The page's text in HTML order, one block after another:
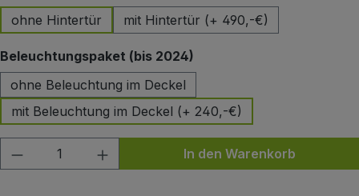
ohne Hintertür
mit Hintertür (+ 490,-€)
Beleuchtungspaket (bis 2024)
ohne Beleuchtung im Deckel
mit Beleuchtung im Deckel (+ 240,-€)
Produkt Anzahl: Gib den gewünschten
In den Warenkorb